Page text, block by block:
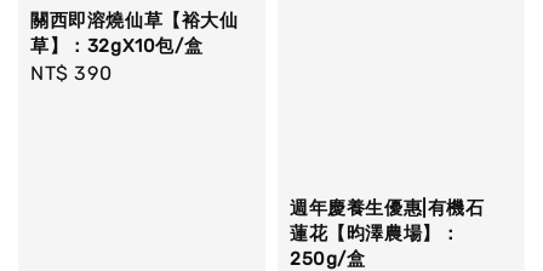
關西即溶燒仙草【裕大仙
草】：32gX10包/盒
Regular
NT$ 390
週年慶養生優惠|有機石
蓮花【昀澤農場】：
250g/盒